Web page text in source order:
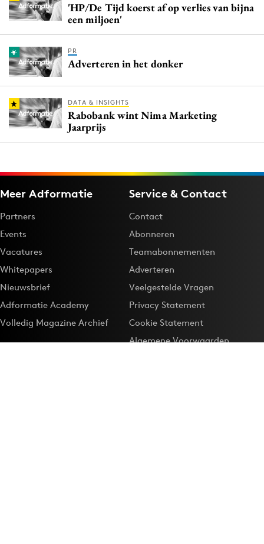
'HP/De Tijd koerst af op verlies van bijna
een miljoen'
PR
Adverteren in het donker
DATA & INSIGHTS
Rabobank wint Nima Marketing
Jaarprijs
Meer Adformatie
Partners
Events
Vacatures
Whitepapers
Nieuwsbrief
Adformatie Academy
Volledig Magazine Archief
Service & Contact
Contact
Abonneren
Teamabonnementen
Adverteren
Veelgestelde Vragen
Privacy Statement
Cookie Statement
Algemene Voorwaarden